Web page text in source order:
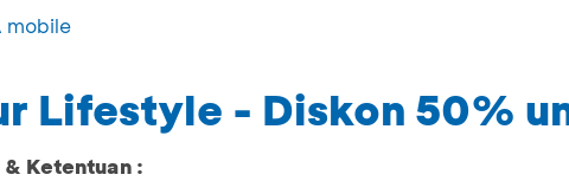
mobile
Lifestyle - Diskon 50%
Ketentuan :